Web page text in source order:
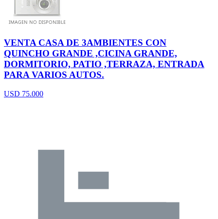
VENTA CASA DE 3AMBIENTES CON
QUINCHO GRANDE ,CICINA GRANDE,
DORMITORIO, PATIO ,TERRAZA, ENTRADA
PARA VARIOS AUTOS.
USD 75.000